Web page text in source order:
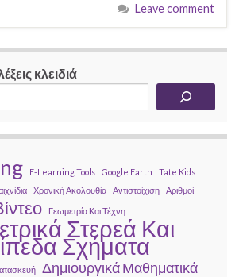
Leave comment
κλειδιά
E-Learning Tools Google Earth
Tate Kids
Χρονική Ακολουθία Αντιστοίχιση Αριθμοί
Γεωμετρία Και Τέχνη
Στερεά Και
Σχήματα
Δημιουργικά Μαθηματικά